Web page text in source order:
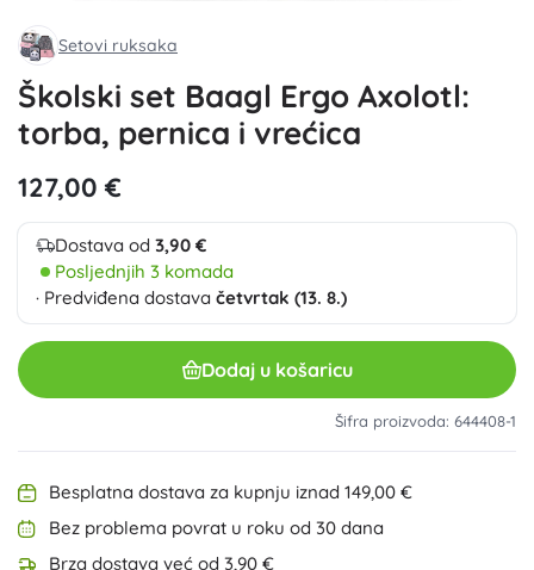
Setovi ruksaka
Školski set Baagl Ergo Axolotl:
torba, pernica i vrećica
127,00 €
Dostava od 3,90 €
Posljednjih 3 komada
· Predviđena dostava četvrtak (13. 8.)
Dodaj u košaricu
Šifra proizvoda: 644408-1
Besplatna dostava za kupnju iznad 149,00 €
Bez problema povrat u roku od 30 dana
Brza dostava već od 3,90 €